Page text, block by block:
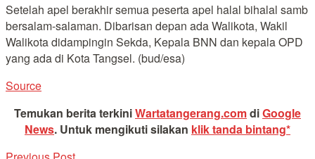
Setelah apel berakhir semua peserta apel halal bihalal samb
bersalam-salaman. Dibarisan depan ada Walikota, Wakil
Walikota didampingin Sekda, Kepala BNN dan kepala OPD
yang ada di Kota Tangsel. (bud/esa)
Source
Temukan berita terkiniWartatangerang.comdiGoogle
News. Untuk mengikuti silakan klik tanda bintang*